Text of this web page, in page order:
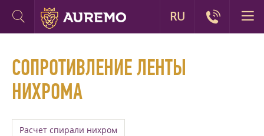
СОПРОТИВЛЕНИЕ ЛЕНТЫ
НИХРОМА
Расчет спирали нихром
RU